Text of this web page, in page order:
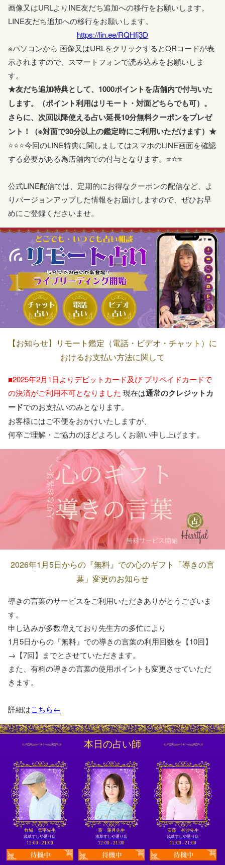
画像又はURLよりINE友だち追加への移行をお願いします。
LINE友だち追加への移行をお願いします。
https://lin.ee/RQHfj3D
※パソコンから 画像又はURLをクリックするとQRコードが表
示されますので、スマートフォンで読み込みをお願いしま
す。
★友だち追加特典として、1000ポイントを店舗内で付与いた
します。（ポイント利用はリモート・対面どちらでも可）。
さらに、次回以降使える占い延長10分無料クーポンをプレゼ
ント！（※対面で30分以上の鑑定時にご利用いただけます）★
⭐⭐⭐今回のLINE特典に関しましてはスマホのLINE画面を確認
する必要がある為店舗内での付与となります。⭐⭐⭐
公式LINE配信では、定期的にお得なクーポンの配信など、よ
りバージョンアップした情報をお届けしますので、ぜひお早
めにご登録くださいませ。
【お知らせ】リモート鑑定（電話・ビデオ・チャット）に
おけるお支払い方法に関して
■2025年2月1日よりデビットカード及び プリペイドカードで
の決済がご利用不可となりました 現在は通常のクレジットカ
ードでのお支払いのみとなります。
お客様にはご不便をおかけいたしますが、
何卒ご理解・ご協力のほどよろしくお願い申し上げます。
2026年1月5日からの『無料』での心のギフト「導きの言
葉」変更のお知らせ
導きの言葉のサービスをご利用いただきありがとうございま
す。
申し込みが多数増えており先生方の多忙により
1月5日からの『無料』での導きの言葉の利用回数を【10回】
→【7回】までとさせていただきます。
また、有料の導きの言葉の使用ポイントも変更させていただ
きます。
詳細はこちら←
本日の占い師
竹城 雪宇先生
浅草すしや通り店
12:00 - 21:00
葵 蓮月先生
浅草すしや通り店
12:00 - 21:00
安藤 有沙先生
浅草すしや通り店
12:00 - 21:00